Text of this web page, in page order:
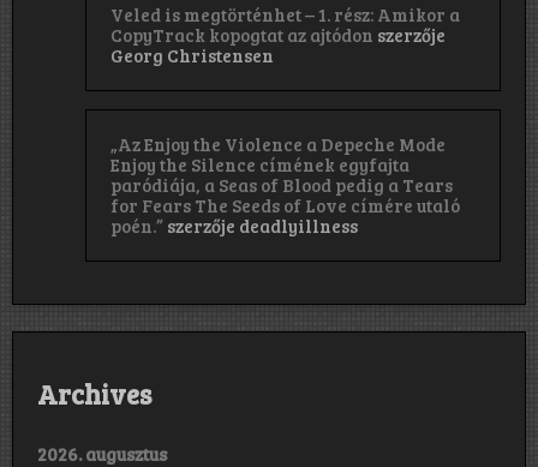
Veled is megtörténhet – 1. rész: Amikor a
CopyTrack kopogtat az ajtódon szerzője
Georg Christensen
„Az Enjoy the Violence a Depeche Mode
Enjoy the Silence címének egyfajta
paródiája, a Seas of Blood pedig a Tears
for Fears The Seeds of Love címére utaló
poén.” szerzője deadlyillness
Archives
2026. augusztus